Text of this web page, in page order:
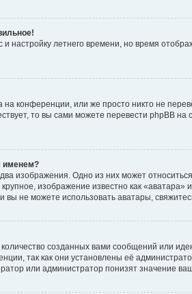
и настройку летнего времени, но время
конференции, или же просто никто не
то вы сами можете перевести
именем?
изображения. Одно из них может
изображение известно как
вы не можете использовать аватары,
созданных вами сообщений или
так как они установлены её
или администратор понизят значение